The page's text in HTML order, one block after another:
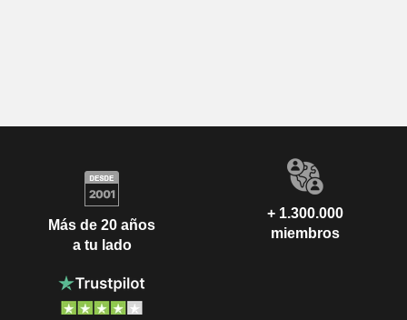
Más de 20 años
a tu lado
+ 1.300.000
miembros